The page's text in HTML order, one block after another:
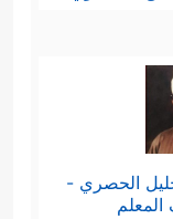
الأول؛
بدأ
الحصري -